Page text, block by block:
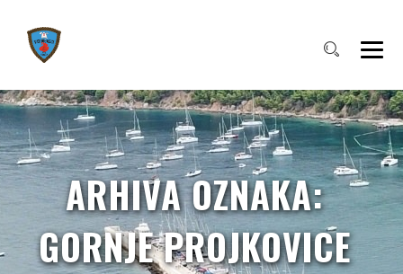
ARHIVA OZNAKA:
GORNJE PROJKOVICE